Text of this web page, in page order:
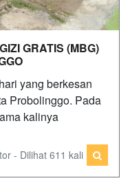
GRATIS (MBG)
yang berkesan
Probolinggo. Pada
kalinya
- Dilihat 611 kali